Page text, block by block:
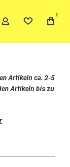
Suche 0
Artikeln ca. 2-5
Artikeln bis zu